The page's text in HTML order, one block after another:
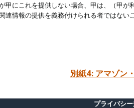
甲にこれを提供しない場合、甲は、（甲
連情報の提供を義務付けられる者ではな
別紙4: アマゾン
プライバシ